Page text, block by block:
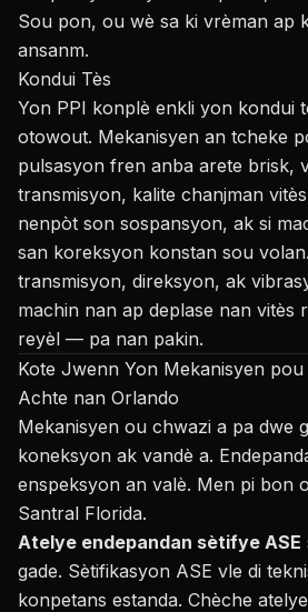
Sou pon, ou wè sa ki vrèman ap
ansanm.
Kondui Tès
Yon PPI konplè enkli yon kondui
otowout. Mekanisyen an tcheke
pulsasyon fren anba arete brisk,
transmisyon, kalite chanjman
nenpòt son sospansyon, ak si
san koreksyon konstan sou
transmisyon, direksyon, ak
machin nan ap deplase nan vitès
reyèl — pa nan pakin.
Kote Jwenn Yon Mekanisyen
Achte nan Orlando
Mekanisyen ou chwazi a pa dwe
koneksyon ak vandè a.
enspeksyon an valè. Men pi bon
Santral Florida.
Atelye endepandan sètifye ASE
gade. Sètifikasyon ASE vle di
konpetans estanda. Chèche